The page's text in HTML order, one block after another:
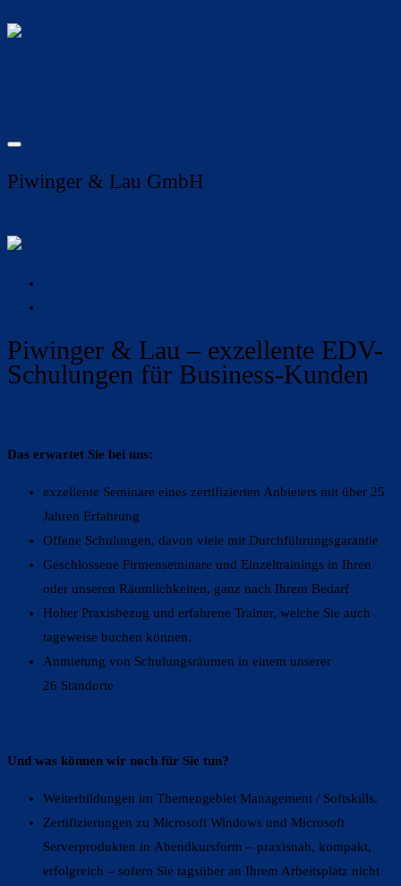
Piwinger & Lau GmbH
Piwinger & Lau – exzellente EDV-
Schulungen für Business-Kunden
Das erwartet Sie bei uns:
exzellente Seminare eines zertifizierten Anbieters mit über 25
Jahren Erfahrung
Offene Schulungen, davon viele mit Durchführungsgarantie
Geschlossene Firmenseminare und Einzeltrainings in Ihren
oder unseren Räumlichkeiten, ganz nach Ihrem Bedarf
Hoher Praxisbezug und erfahrene Trainer, welche Sie auch
tageweise buchen können.
Anmietung von Schulungsräumen in einem unserer
26 Standorte
Und was können wir noch für Sie tun?
Weiterbildungen im Themengebiet Management / Softskills.
Zertifizierungen zu Microsoft Windows und Microsoft
Serverprodukten in Abendkursform – praxisnah, kompakt,
erfolgreich – sofern Sie tagsüber an Ihrem Arbeitsplatz nicht